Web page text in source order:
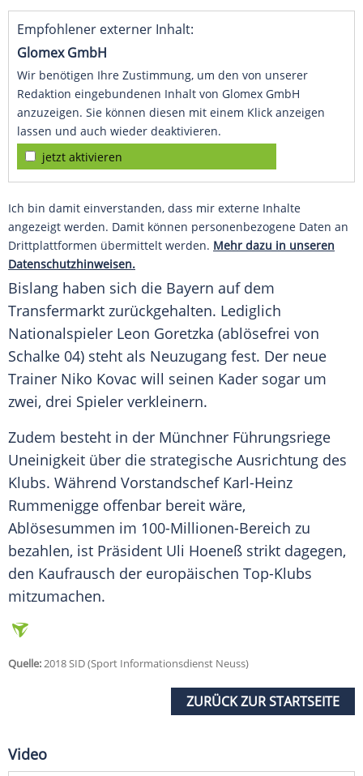
Empfohlener externer Inhalt:
Glomex GmbH
Wir benötigen Ihre Zustimmung, um den von unserer
Redaktion eingebundenen Inhalt von Glomex GmbH
anzuzeigen. Sie können diesen mit einem Klick anzeigen
lassen und auch wieder deaktivieren.
jetzt aktivieren
Ich bin damit einverstanden, dass mir externe Inhalte
angezeigt werden. Damit können personenbezogene Daten an
Drittplattformen übermittelt werden. Mehr dazu in unseren
Datenschutzhinweisen.
Bislang haben sich die Bayern auf dem
Transfermarkt zurückgehalten. Lediglich
Nationalspieler Leon Goretzka (ablösefrei von
Schalke 04) steht als Neuzugang fest. Der neue
Trainer Niko Kovac will seinen Kader sogar um
zwei, drei Spieler verkleinern.
Zudem besteht in der Münchner Führungsriege
Uneinigkeit über die strategische Ausrichtung des
Klubs. Während Vorstandschef Karl-Heinz
Rummenigge offenbar bereit wäre,
Ablösesummen im 100-Millionen-Bereich zu
bezahlen, ist Präsident Uli Hoeneß strikt dagegen,
den Kaufrausch der europäischen Top-Klubs
mitzumachen.
Quelle:2018 SID (Sport Informationsdienst Neuss)
ZURÜCK ZUR STARTSEITE
Video